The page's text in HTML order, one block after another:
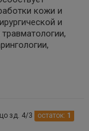
кожи и
и
зд. 4/3 остаток: 1